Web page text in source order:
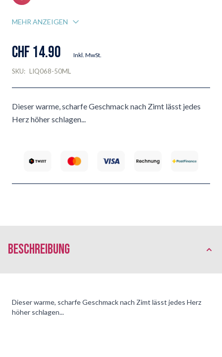
MEHR ANZEIGEN
CHF 14.90 Inkl. MwSt.
SKU: LIQ068-50ML
Dieser warme, scharfe Geschmack nach Zimt lässt jedes
Herz höher schlagen...
Beschreibung
Dieser warme, scharfe Geschmack nach Zimt lässt jedes Herz
höher schlagen...